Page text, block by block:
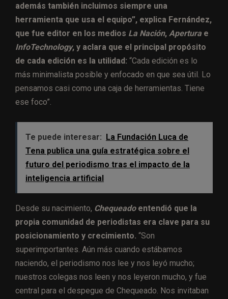
además también incluimos siempre una
herramienta que usa el equipo”, explica Fernández,
que fue editor en los medios La Nación, Apertura e
InfoTechnology, y aclara que el principal propósito
de cada edición es la utilidad: “Cada edición es lo
más minimalista posible y enfocado en que sea útil. Lo
pensamos casi como una caja de herramientas. Tiene
ese foco”.
Te puede interesar:
La Fundación Luca de
Tena publica una guía estratégica sobre el
futuro del periodismo tras el impacto de la
inteligencia artificial
Desde su nacimiento, Chequeadoentendió que la
propia comunidad de periodistas era clave para su
posicionamiento y crecimiento. “Son
superimportantes. Aún más cuando estábamos
naciendo, el periodismo nos lee y nos leyó mucho;
nuestros colegas nos leen y nos leyeron mucho, y fue
central para el despegue de Chequeado. Nos invitaban